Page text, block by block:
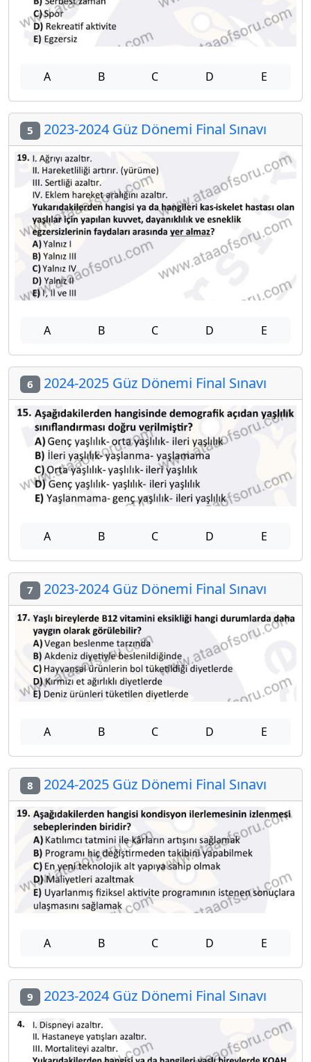
A B C D E
5 2023-2024 Güz Dönemi Final Sınavı
A B C D E
6 2024-2025 Güz Dönemi Final Sınavı
A B C D E
7 2023-2024 Güz Dönemi Final Sınavı
A B C D E
8 2024-2025 Güz Dönemi Final Sınavı
A B C D E
9 2023-2024 Güz Dönemi Final Sınavı